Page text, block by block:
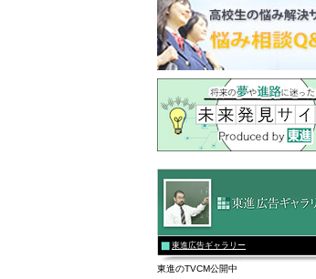
東進広告ギャラリー
東進のTVCM公開中